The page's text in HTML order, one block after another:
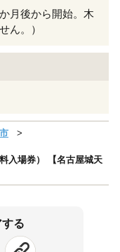
月後から開始。木
ん。）
入場券） 【名古屋城天
る